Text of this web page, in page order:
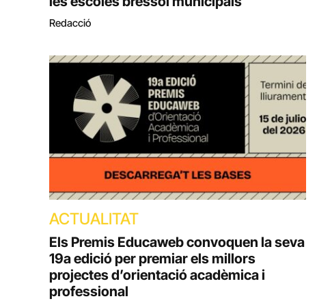
Redacció
ACTUALITAT
Els Premis Educaweb convoquen la seva
19a edició per premiar els millors
projectes d’orientació acadèmica i
professional